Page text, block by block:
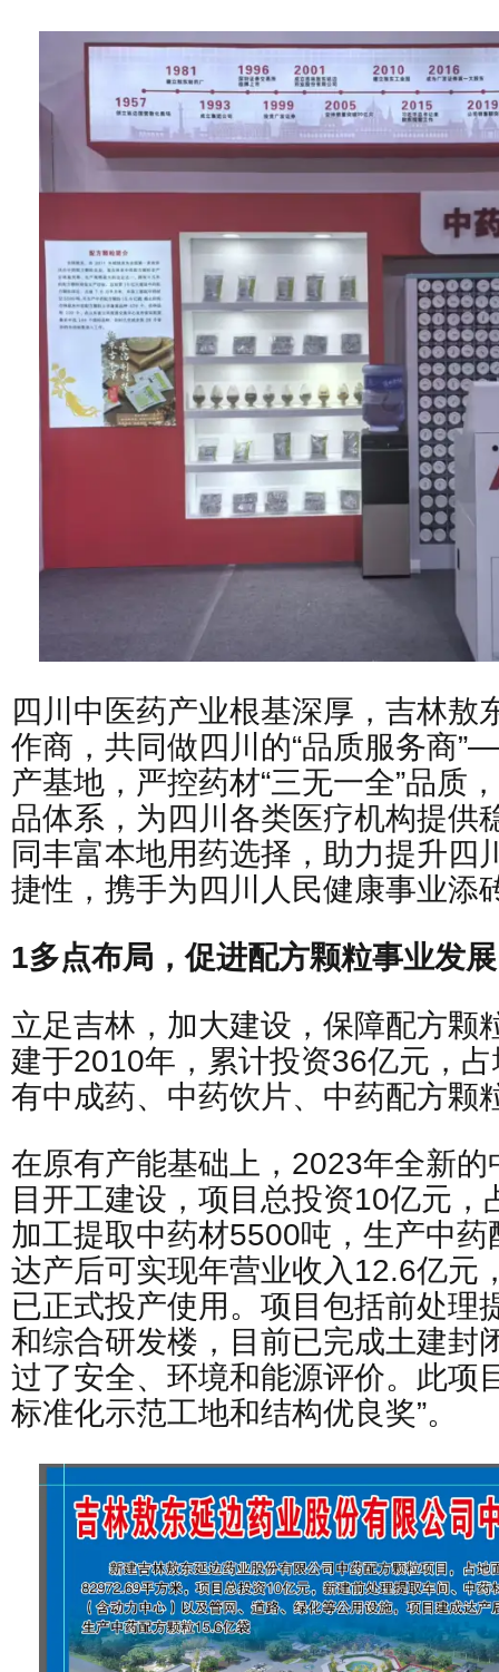
四川中医药产业根基深厚，吉林敖
作商，共同做四川的“品质服务商
产基地，严控药材“三无一全”品质
品体系，为四川各类医疗机构提供
同丰富本地用药选择，助力提升四
捷性，携手为四川人民健康事业添
1多点布局，促进配方颗粒事业发展
立足吉林，加大建设，保障配方颗
建于2010年，累计投资36亿元，
有中成药、中药饮片、中药配方颗
在原有产能基础上，2023年全新
目开工建设，项目总投资10亿元
加工提取中药材5500吨，生产中
达产后可实现年营业收入12.6亿元
已正式投产使用。项目包括前处理
和综合研发楼，目前已完成土建封
过了安全、环境和能源评价。此项
标准化示范工地和结构优良奖”。